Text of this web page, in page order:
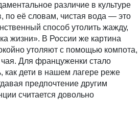
различие в культуре
по её словам, чистая вода — это
способ утолить жажду,
жизни». В России же картина
утоляют с помощью компота,
Для француженки стало
как дети в нашем лагере реже
предпочтение другим
считается довольно